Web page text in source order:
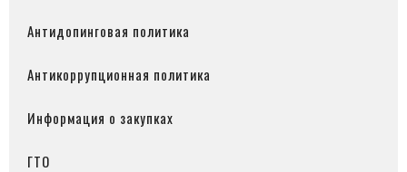
Антидопинговая политика
Антикоррупционная политика
Информация о закупках
ГТО